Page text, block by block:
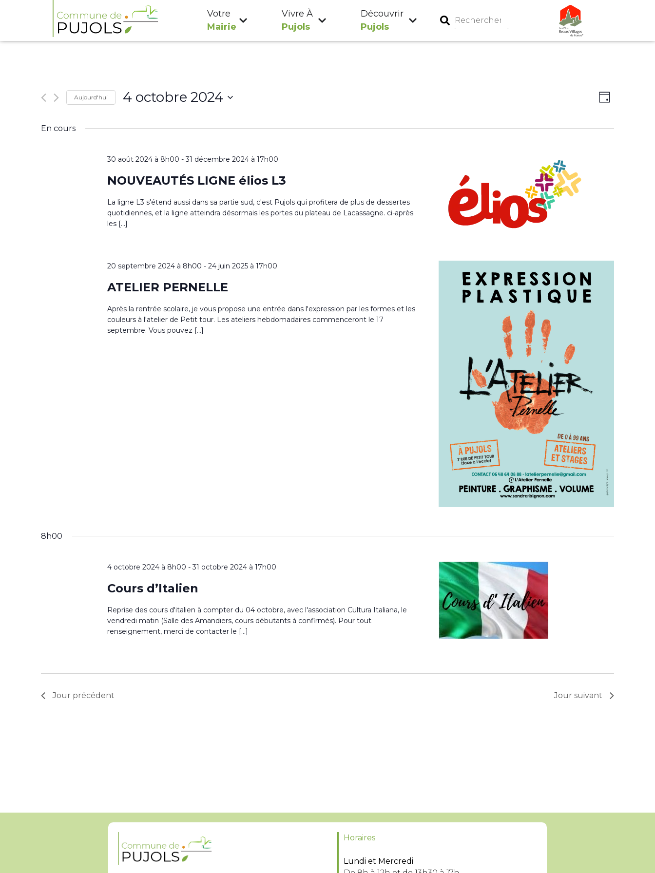
Votre
Mairie
Vivre À
Pujols
Découvrir
Pujols
Navigation
par
de
Jour
Aujourd'hui 4 octobre 2024
une
En cours
30 août 2024 à 8h00 -31 décembre 2024 à 17h00
NOUVEAUTÉS LIGNE élios L3
La ligne L3 s'étend aussi dans sa partie sud, c'est Pujols qui profitera de plus de dessertes
quotidiennes, et la ligne atteindra désormais les portes du plateau de Lacassagne. ci-après
les […]
20 septembre 2024 à 8h00 - 24 juin 2025 à 17h00
ATELIER PERNELLE
Après la rentrée scolaire, je vous propose une entrée dans l'expression par les formes et les
couleurs à l'atelier de Petit tour. Les ateliers hebdomadaires commenceront le 17
septembre. Vous pouvez […]
8h00
4 octobre 2024 à 8h00 -31 octobre 2024 à 17h00
Cours d’Italien
Reprise des cours d'italien à compter du 04 octobre, avec l'association Cultura Italiana, le
vendredi matin (Salle des Amandiers, cours débutants à confirmés). Pour tout
renseignement, merci de contacter le […]
Jour précédent Jour suivant
Horaires
Lundi et Mercredi